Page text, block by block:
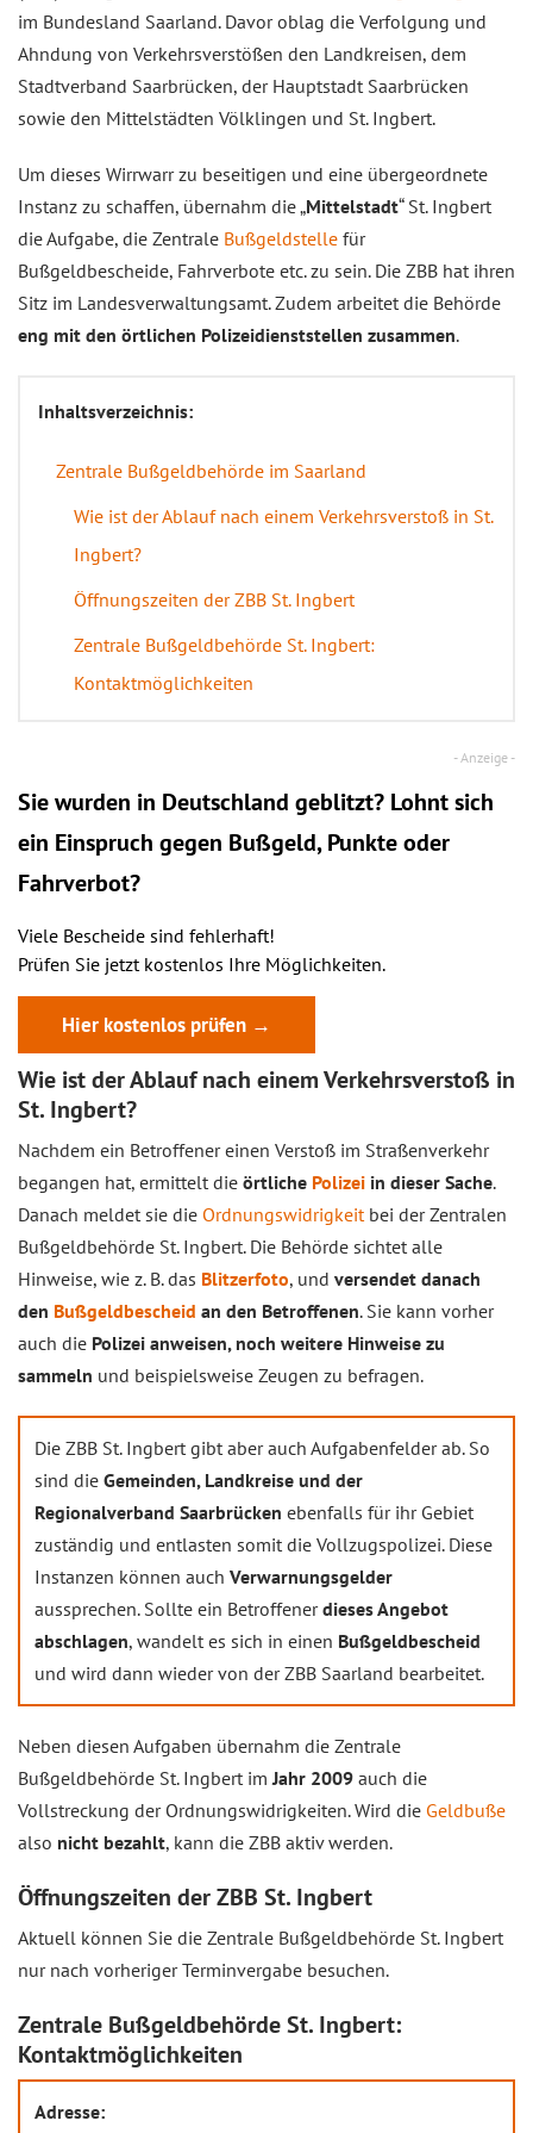
im Bundesland Saarland. Davor oblag die Verfolgung und
Ahndung von Verkehrsverstößen den Landkreisen, dem
Stadtverband Saarbrücken, der Hauptstadt Saarbrücken
sowie den Mittelstädten Völklingen und St. Ingbert.
Um dieses Wirrwarr zu beseitigen und eine übergeordnete
Instanz zu schaffen, übernahm die „Mittelstadt“ St. Ingbert
die Aufgabe, die Zentrale Bußgeldstelle für
Bußgeldbescheide, Fahrverbote etc. zu sein. Die ZBB hat ihren
Sitz im Landesverwaltungsamt. Zudem arbeitet die Behörde
eng mit den örtlichen Polizeidienststellen zusammen.
Inhaltsverzeichnis:
Zentrale Bußgeldbehörde im Saarland
Wie ist der Ablauf nach einem Verkehrsverstoß in St.
Ingbert?
Öffnungszeiten der ZBB St. Ingbert
Zentrale Bußgeldbehörde St. Ingbert:
Kontaktmöglichkeiten
Sie wurden in Deutschland geblitzt? Lohnt sich
ein Einspruch gegen Bußgeld, Punkte oder
Fahrverbot?
Viele Bescheide sind fehlerhaft!
Prüfen Sie jetzt kostenlos Ihre Möglichkeiten.
Hier kostenlos prüfen →
Wie ist der Ablauf nach einem Verkehrsverstoß in
St. Ingbert?
Nachdem ein Betroffener einen Verstoß im Straßenverkehr
begangen hat, ermittelt die örtliche Polizei in dieser Sache.
Danach meldet sie die Ordnungswidrigkeit bei der Zentralen
Bußgeldbehörde St. Ingbert. Die Behörde sichtet alle
Hinweise, wie z. B. das Blitzerfoto, und versendet danach
den Bußgeldbescheid an den Betroffenen. Sie kann vorher
auch die Polizei anweisen, noch weitere Hinweise zu
sammeln und beispielsweise Zeugen zu befragen.
Die ZBB St. Ingbert gibt aber auch Aufgabenfelder ab. So
sind die Gemeinden, Landkreise und der
Regionalverband Saarbrücken ebenfalls für ihr Gebiet
zuständig und entlasten somit die Vollzugspolizei. Diese
Instanzen können auch Verwarnungsgelder
aussprechen. Sollte ein Betroffenerdieses Angebot
abschlagen, wandelt es sich in einen Bußgeldbescheid
und wird dann wieder von der ZBB Saarland bearbeitet.
Neben diesen Aufgaben übernahm die Zentrale
Bußgeldbehörde St. Ingbert imJahr 2009 auch die
Vollstreckung der Ordnungswidrigkeiten. Wird die Geldbuße
also nicht bezahlt, kann die ZBB aktiv werden.
Öffnungszeiten der ZBB St. Ingbert
Aktuell können Sie die Zentrale Bußgeldbehörde St. Ingbert
nur nach vorheriger Terminvergabe besuchen.
Zentrale Bußgeldbehörde St. Ingbert:
Kontaktmöglichkeiten
Adresse: